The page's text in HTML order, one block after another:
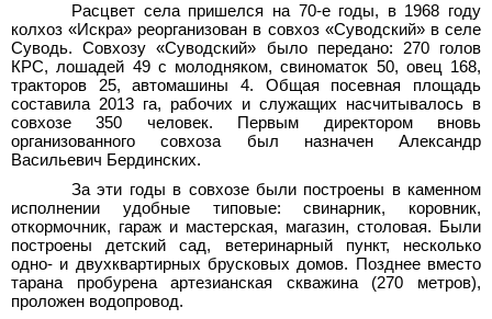
Расцвет села пришелся на 70-е годы, в 1968 году
колхоз «Искра» реорганизован в совхоз «Суводский» в селе
Суводь. Совхозу «Суводский» было передано: 270 голов
КРС, лошадей 49 с молодняком, свиноматок 50, овец 168,
тракторов 25, автомашины 4. Общая посевная площадь
составила 2013 га, рабочих и служащих насчитывалось в
совхозе 350 человек. Первым директором вновь
организованного совхоза был назначен Александр
Васильевич Бердинских.
За эти годы в совхозе были построены в каменном
исполнении удобные типовые: свинарник, коровник,
откормочник, гараж и мастерская, магазин, столовая. Были
построены детский сад, ветеринарный пункт, несколько
одно- и двухквартирных брусковых домов. Позднее вместо
тарана пробурена артезианская скважина (270 метров),
проложен водопровод.